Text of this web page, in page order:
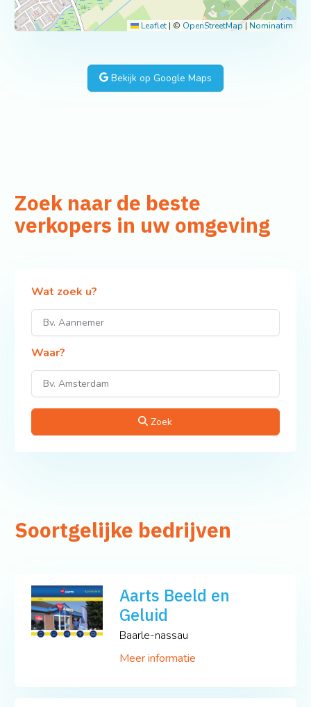
Leaflet | © OpenStreetMap | Nominatim
Bekijk op Google Maps
Zoek naar de beste
verkopers in uw omgeving
Wat zoek u?
Waar?
Zoek
Soortgelijke bedrijven
Aarts Beeld en
Geluid
Baarle-nassau
Meer informatie